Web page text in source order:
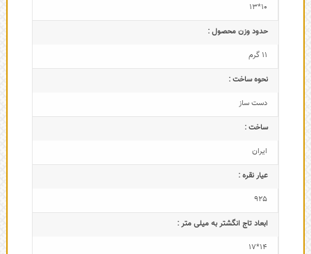
10*13
حدود وزن محصول :
11 گرم
نحوه ساخت :
دست ساز
ساخت :
ایران
عیار نقره :
925
ابعاد تاج‌ انگشتر به میلی متر :
14*17